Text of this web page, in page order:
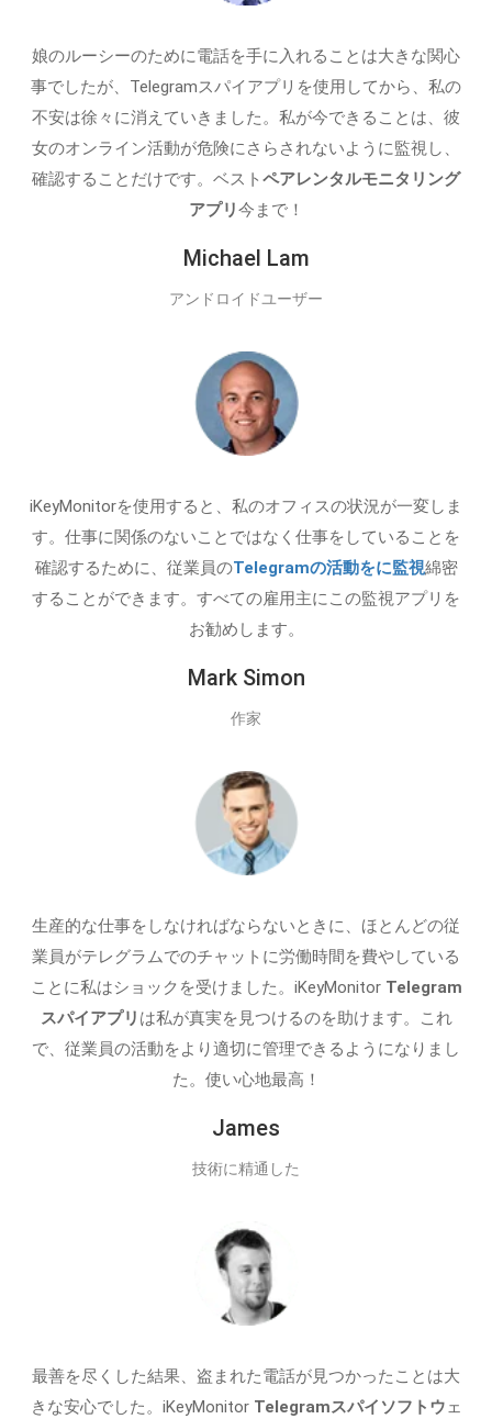
娘のルーシーのために電話を手に入れることは大きな関心
事でしたが、Telegramスパイアプリを使用してから、私の
不安は徐々に消えていきました。私が今できることは、彼
女のオンライン活動が危険にさらされないように監視し、
確認することだけです。ベスト ペアレンタルモニタリング
アプリ今まで！
Michael Lam
アンドロイドユーザー
iKeyMonitorを使用すると、私のオフィスの状況が一変しま
す。仕事に関係のないことではなく仕事をしていることを
確認するために、従業員のTelegramの活動をに監視綿密
することができます。すべての雇用主にこの監視アプリを
お勧めします。
Mark Simon
作家
生産的な仕事をしなければならないときに、ほとんどの従
業員がテレグラムでのチャットに労働時間を費やしている
ことに私はショックを受けました。iKeyMonitor Telegram
スパイアプリ は私が真実を見つけるのを助けます。これ
で、従業員の活動をより適切に管理できるようになりまし
た。使い心地最高！
James
技術に精通した
最善を尽くした結果、盗まれた電話が見つかったことは大
きな安心でした。iKeyMonitor Telegramスパイソフトウェ